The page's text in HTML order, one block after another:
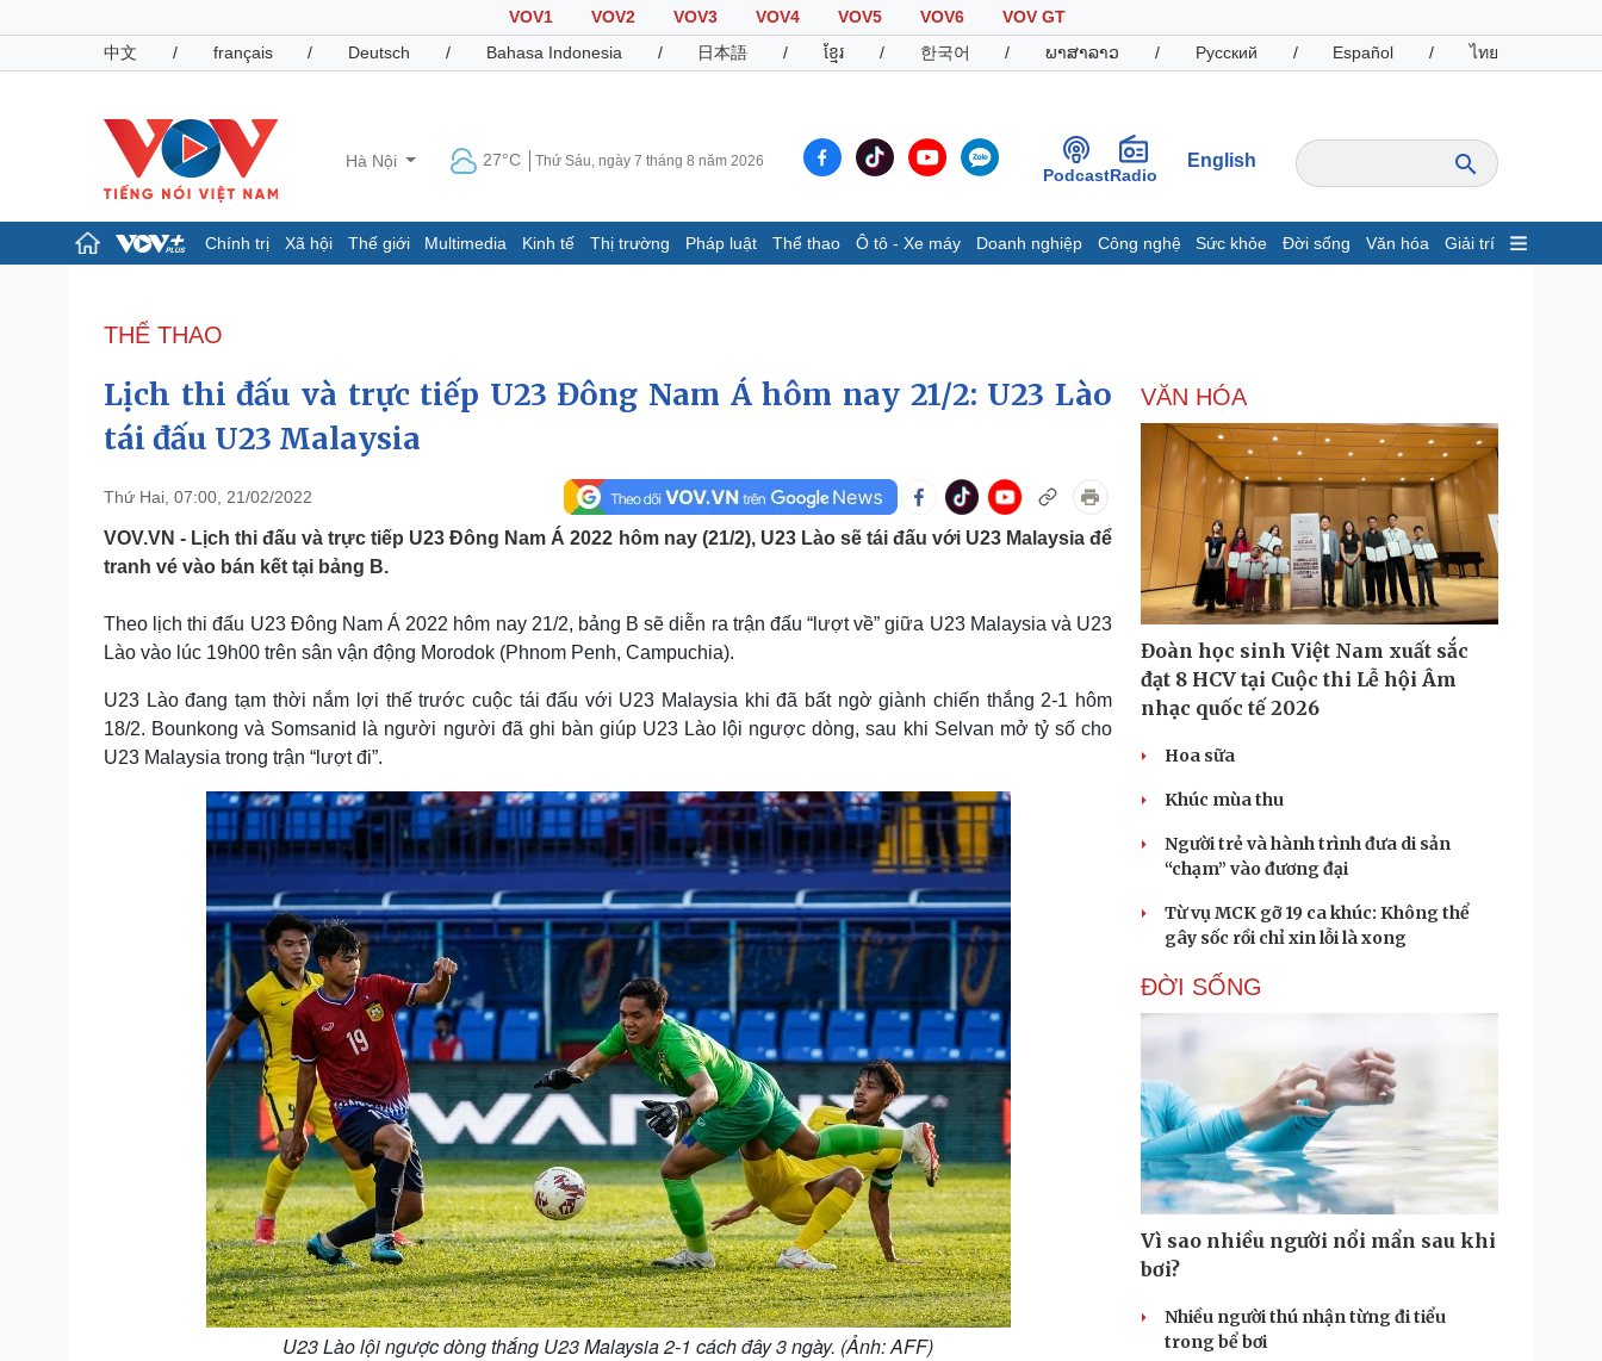
VOV1 VOV2 VOV3 VOV4 VOV5 VOV6
VOV GT
中文
/ français / Deutsch / Bahasa Indonesia / 日本語 / ខ្មែរ / 한국어 / ພາສາລາວ / Русский / Español / ไทย
Hà Nội 27°C Thứ Sáu, ngày 7 tháng 8 năm 2026
PodcastRadio
English
Chính trị Xã hội Thế giới Multimedia Kinh tế Thị trường Pháp luật Thể thao Ô tô - Xe máy Doanh nghiệp Công nghệ Sức khỏe Đời sống Văn hóa Giải trí
Đảng
Tổ chức nhân sự
Nhận diện sự thật
Dấu ấn VOV
Việc làm
Biển đảo
Infographic
Giá cà phê
Pháp luật
Tin nóng
Tư vấn luật
Việt Nam
Phân tích
Thể thao
Lịch thi đấu bóng đá
Hậu trường
Ô tô - Xe máy
Xe máy
Doanh nghiệp
Thông tin doanh nghiệp
Doanh nghiệp 24h
Doanh nhân
Vì cộng đồng
Công nghệ
Sành điệu
Tin Công nghệ
Trải nghiệm
Chuyển đổi số
Sức khỏe
Dinh dưỡng - món ngon
Cây thuốc
Nhi khoa
Làm đẹp - giảm cân
Phòng mạch online
Đời sống
Nhà đẹp
Blog
Tình yêu - Gia đình
Văn hóa
Sân khấu - Điện ảnh
Văn học
Âm nhạc
Nghệ sĩ
Thời trang
Sao Việt
Tư vấn
Săn Tour
Podcast
Câu chuyện thời sự
Đọc truyện đêm khuya
THỂ THAO
Lịch thi đấu và trực tiếp U23 Đông Nam Á hôm nay 21/2: U23 Lào
tái đấu U23 Malaysia
Thứ Hai, 07:00, 21/02/2022
VOV.VN - Lịch thi đấu và trực tiếp U23 Đông Nam Á 2022 hôm nay (21/2), U23 Lào sẽ tái đấu với U23 Malaysia để
tranh vé vào bán kết tại bảng B.
Theo lịch thi đấu U23 Đông Nam Á 2022 hôm nay 21/2, bảng B sẽ diễn ra trận đấu “lượt về” giữa U23 Malaysia và U23
Lào vào lúc 19h00 trên sân vận động Morodok (Phnom Penh, Campuchia).
U23 Lào đang tạm thời nắm lợi thế trước cuộc tái đấu với U23 Malaysia khi đã bất ngờ giành chiến thắng 2-1 hôm
18/2. Bounkong và Somsanid là người người đã ghi bàn giúp U23 Lào lội ngược dòng, sau khi Selvan mở tỷ số cho
U23 Malaysia trong trận “lượt đi”.
U23 Lào lội ngược dòng thắng U23 Malaysia 2-1 cách đây 3 ngày. (Ảnh: AFF)
VĂN HÓA
Đoàn học sinh Việt Nam xuất sắc
đạt 8 HCV tại Cuộc thi Lễ hội Âm
nhạc quốc tế 2026
Hoa sữa
Khúc mùa thu
Người trẻ và hành trình đưa di sản
“chạm” vào đương đại
Từ vụ MCK gỡ 19 ca khúc: Không thể
gây sốc rồi chỉ xin lỗi là xong
ĐỜI SỐNG
Vì sao nhiều người nổi mẩn sau khi
bơi?
Nhiều người thú nhận từng đi tiểu
trong bể bơi